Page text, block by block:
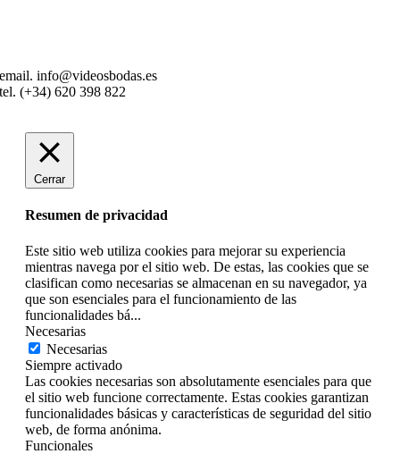
email. info@videosbodas.es
tel. (+34) 620 398 822
Cerrar
Resumen de privacidad
Este sitio web utiliza cookies para mejorar su experiencia
mientras navega por el sitio web. De estas, las cookies que se
clasifican como necesarias se almacenan en su navegador, ya
que son esenciales para el funcionamiento de las
funcionalidades bá...
Necesarias
Necesarias
Siempre activado
Las cookies necesarias son absolutamente esenciales para que
el sitio web funcione correctamente. Estas cookies garantizan
funcionalidades básicas y características de seguridad del sitio
web, de forma anónima.
Funcionales